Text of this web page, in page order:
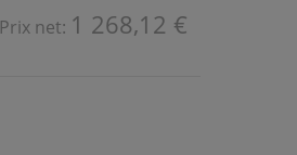
Prix net: 1 268,12 €